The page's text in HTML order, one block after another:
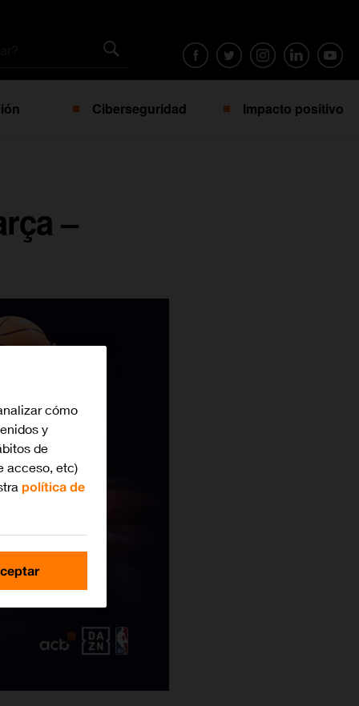
Ciberseguridad Impacto positivo
–
cómo
y
de
acceso, etc)
política de